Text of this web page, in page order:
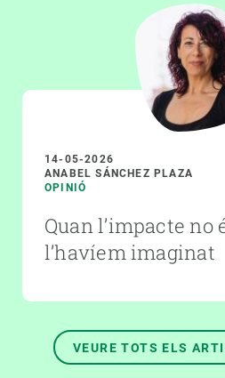
14-05-2026
ANABEL SÁNCHEZ PLAZA
OPINIÓ
Quan l’impacte no
l’havíem imaginat
VEURE TOTS ELS